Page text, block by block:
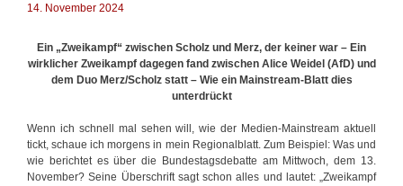
14. November 2024
Ein „Zweikampf“ zwischen Scholz und Merz, der keiner war – Ein
wirklicher Zweikampf dagegen fand zwischen Alice Weidel (AfD) und
dem Duo Merz/Scholz statt – Wie ein Mainstream-Blatt dies
unterdrückt
Wenn ich schnell mal sehen will, wie der Medien-Mainstream aktuell
tickt, schaue ich morgens in mein Regionalblatt. Zum Beispiel: Was und
wie berichtet es über die Bundestagsdebatte am Mittwoch, dem 13.
November? Seine Überschrift sagt schon alles und lautet: „Zweikampf